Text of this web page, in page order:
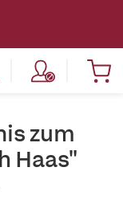
zum
Haas"